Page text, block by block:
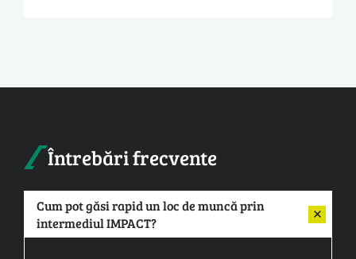
Întrebări frecvente
Cum pot găsi rapid un loc de muncă prin
intermediul IMPACT?